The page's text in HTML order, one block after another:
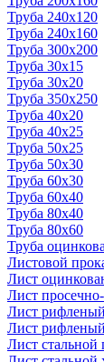
Труба 240x120
Труба 240x160
Труба 300x200
Труба 30x15
Труба 30x20
Труба 350x250
Труба 40x20
Труба 40x25
Труба 50x25
Труба 50x30
Труба 60x30
Труба 60x40
Труба 80x40
Труба 80x60
Труба
Листовой
Лист
Лист
Лист
Лист
Лист стальной